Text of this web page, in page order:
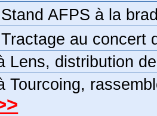
AFPS à la
au concert
Lens, distribution
Tourcoing,